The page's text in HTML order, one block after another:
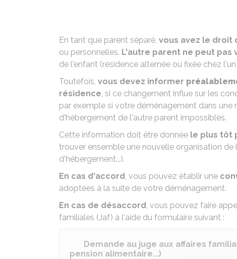
En tant que parent séparé, vous avez le droit
ou personnelles. L'autre parent ne peut pas
de l'enfant (résidence alternée ou fixée chez
Toutefois, vous devez informer
résidence, si ce changement influe sur les
par exemple si votre déménagement dans
d'hébergement de l'autre parent impossibles.
Cette information doit être donnée le plus tôt
trouver ensemble une nouvelle organisation
d'hébergement...).
En cas d'accord, vous pouvez établir une
adoptées à la suite de votre déménagement.
En cas de désaccord, vous pouvez faire
familiales (Jaf) à l'aide du formulaire suivant :
Demande au juge aux affaires
pension alimentaire...)